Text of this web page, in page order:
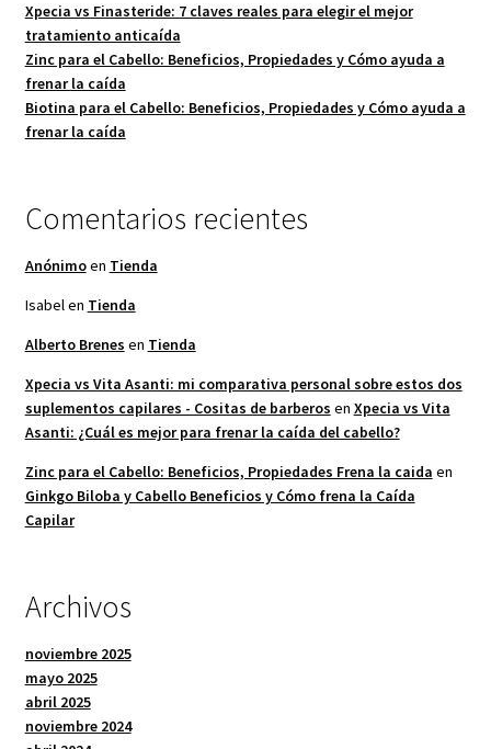
Xpecia vs Finasteride: 7 claves reales para elegir el mejor
tratamiento anticaída
Zinc para el Cabello: Beneficios, Propiedades y Cómo ayuda a
frenar la caída
Biotina para el Cabello: Beneficios, Propiedades y Cómo ayuda a
frenar la caída
Comentarios recientes
Anónimoen Tienda
Isabelen Tienda
Alberto Brenes en Tienda
Xpecia vs Vita Asanti: mi comparativa personal sobre estos dos
suplementos capilares - Cositas de barberos en Xpecia vs Vita
Asanti: ¿Cuál es mejor para frenar la caída del cabello?
Zinc para el Cabello: Beneficios, Propiedades Frena la caida en
Ginkgo Biloba y Cabello Beneficios y Cómo frena la Caída
Capilar
Archivos
noviembre 2025
mayo 2025
abril 2025
noviembre 2024